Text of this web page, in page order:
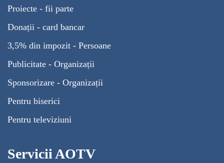
Proiecte - fii parte
Donații - card bancar
3,5% din impozit - Persoane
Publicitate - Organizații
Sponsorizare - Organizații
Pentru biserici
Pentru televiziuni
Servicii AOTV